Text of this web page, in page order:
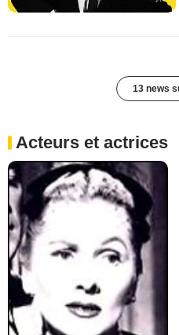
13 news
Acteurs et actrices